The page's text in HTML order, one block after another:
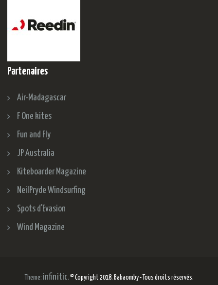
Partenaires
Air-Madagascar
F One kites
Fun and Fly
JP Australia
Kiteboarder Magazine
NeilPryde Windsurfing
Spots d'Evasion
Wind Magazine
Theme: infinitic. © Copyright 2018. Babaomby - Tous droits réservés.